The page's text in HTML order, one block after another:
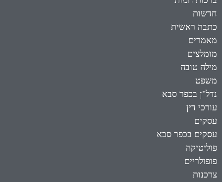
חדשות
כתבה ראשית
מאמרים
מומלצים
מילה טובה
משפט
נדל"ן בכפר סבא
עורכי דין
עסקים
עסקים בכפר סבא
פוליטיקה
פופולריים
צרכנות